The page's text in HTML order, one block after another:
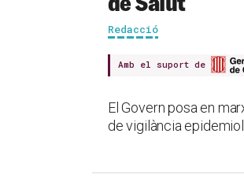
Redacció
Amb el suport de
El Govern posa en
de vigilància